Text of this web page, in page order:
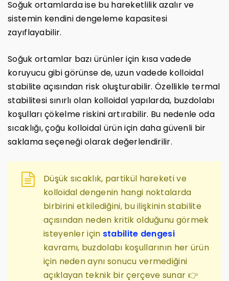
Soğuk ortamlarda ise bu hareketlilik azalır ve
sistemin kendini dengeleme kapasitesi
zayıflayabilir.
Soğuk ortamlar bazı ürünler için kısa vadede
koruyucu gibi görünse de, uzun vadede kolloidal
stabilite açısından risk oluşturabilir. Özellikle termal
stabilitesi sınırlı olan kolloidal yapılarda, buzdolabı
koşulları çökelme riskini artırabilir. Bu nedenle oda
sıcaklığı, çoğu kolloidal ürün için daha güvenli bir
saklama seçeneği olarak değerlendirilir.
Düşük sıcaklık, partikül hareketi ve
kolloidal dengenin hangi noktalarda
birbirini etkilediğini, bu ilişkinin stabilite
açısından neden kritik olduğunu görmek
isteyenler için stabilite dengesi
kavramı, buzdolabı koşullarının her ürün
için neden aynı sonucu vermediğini
açıklayan teknik bir çerçeve sunar 👉